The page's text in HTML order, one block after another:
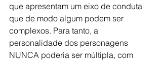
que apresentam um eixo de conduta
que de modo algum podem ser
complexos. Para tanto, a
personalidade dos personagens
NUNCA poderia ser múltipla, com